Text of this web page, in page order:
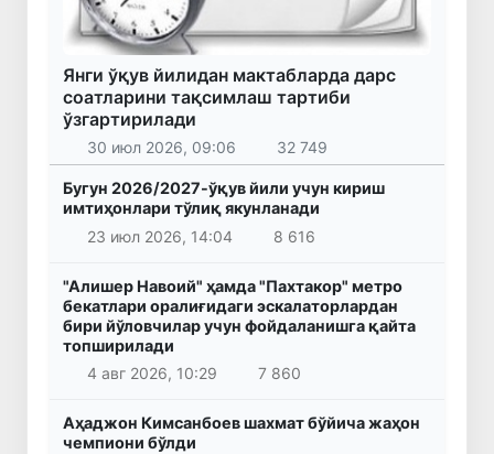
Янги ўқув йилидан мактабларда дарс
соатларини тақсимлаш тартиби
ўзгартирилади
30 июл 2026, 09:06 32 749
Бугун 2026/2027-ўқув йили учун кириш
имтиҳонлари тўлиқ якунланади
23 июл 2026, 14:04
8 616
"Алишер Навоий" ҳамда "Пахтакор" метро
бекатлари оралиғидаги эскалаторлардан
бири йўловчилар учун фойдаланишга қайта
топширилади
4 авг 2026, 10:29
7 860
Аҳаджон Кимсанбоев шахмат бўйича жаҳон
чемпиони бўлди